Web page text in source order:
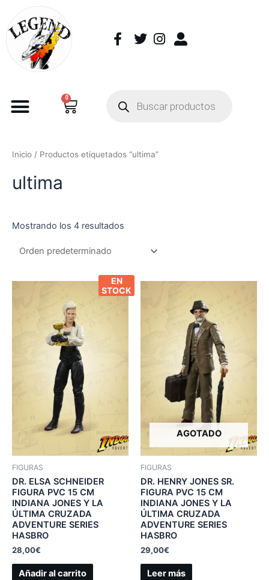
0
Inicio / Productos etiquetados “ultima”
ultima
Mostrando los 4 resultados
EN
STOCK
FIGURAS
DR. ELSA SCHNEIDER
FIGURA PVC 15 CM
INDIANA JONES Y LA
ÚLTIMA CRUZADA
ADVENTURE SERIES
HASBRO
28,00€
Añadir al carrito
AGOTADO
FIGURAS
DR. HENRY JONES SR.
FIGURA PVC 15 CM
INDIANA JONES Y LA
ÚLTIMA CRUZADA
ADVENTURE SERIES
HASBRO
29,00€
Leer más